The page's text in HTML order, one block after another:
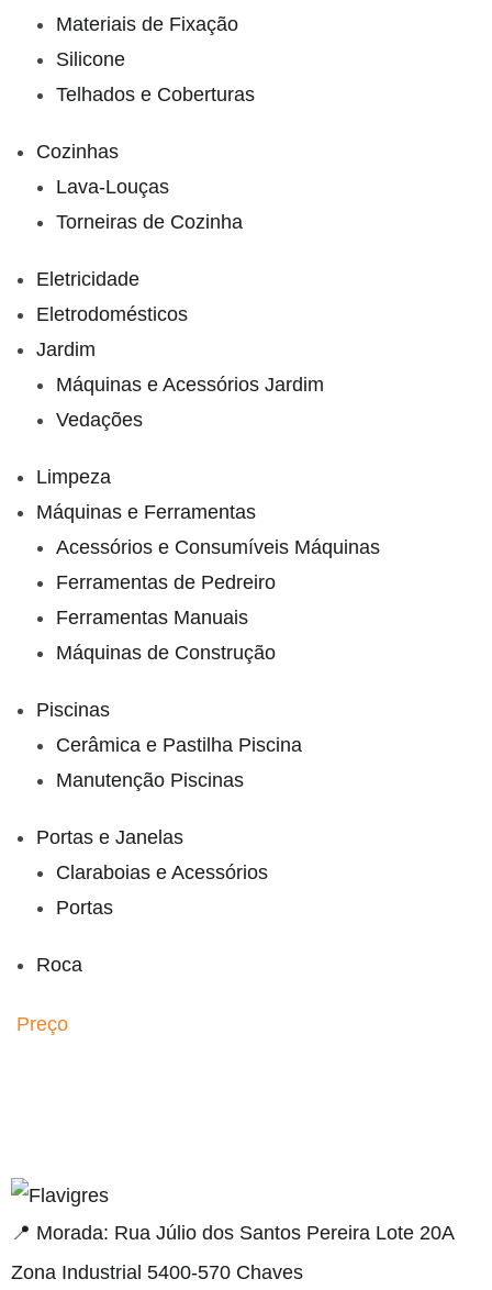
Materiais de Fixação
Silicone
Telhados e Coberturas
Cozinhas
Lava-Louças
Torneiras de Cozinha
Eletricidade
Eletrodomésticos
Jardim
Máquinas e Acessórios Jardim
Vedações
Limpeza
Máquinas e Ferramentas
Acessórios e Consumíveis Máquinas
Ferramentas de Pedreiro
Ferramentas Manuais
Máquinas de Construção
Piscinas
Cerâmica e Pastilha Piscina
Manutenção Piscinas
Portas e Janelas
Claraboias e Acessórios
Portas
Roca
Preço
📍 Morada: Rua Júlio dos Santos Pereira Lote 20A
Zona Industrial 5400-570 Chaves